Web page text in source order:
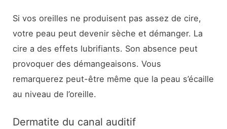
Si vos oreilles ne produisent pas assez de cire,
votre peau peut devenir sèche et démanger. La
cire a des effets lubrifiants. Son absence peut
provoquer des démangeaisons. Vous
remarquerez peut-être même que la peau s’écaille
au niveau de l’oreille.
Dermatite du canal auditif